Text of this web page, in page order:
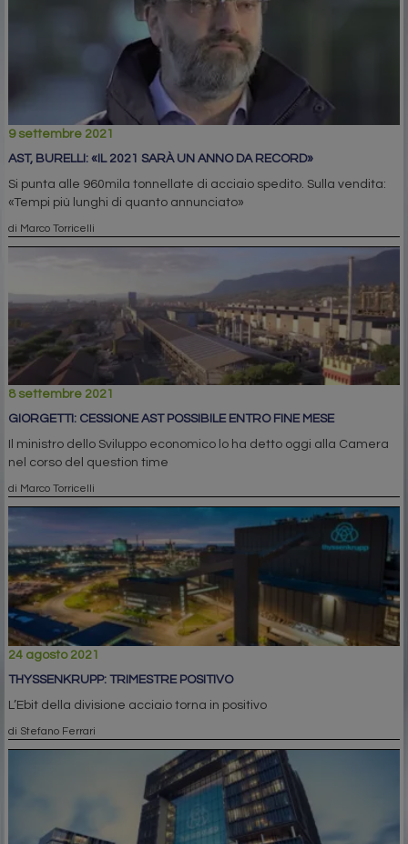
9 settembre 2021
AST, BURELLI: «IL 2021 SARÀ UN ANNO DA RECORD»
Si punta alle 960mila tonnellate di acciaio spedito. Sulla vendita:
«Tempi più lunghi di quanto annunciato»
di Marco Torricelli
8 settembre 2021
GIORGETTI: CESSIONE AST POSSIBILE ENTRO FINE MESE
Il ministro dello Sviluppo economico lo ha detto oggi alla Camera
nel corso del question time
di Marco Torricelli
24 agosto 2021
THYSSENKRUPP: TRIMESTRE POSITIVO
L’Ebit della divisione acciaio torna in positivo
di Stefano Ferrari